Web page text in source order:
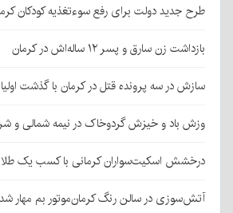
طرح جدید دولت برای رفع سوءتغذیه کودکان
بازداشت زن سارق و پسر ۱۲ ساله‌اش در کرمان
سازش در سه پرونده قتل در کرمان با گذشت
وزش باد و خیزش گردوخاک در نیمه شمالی و
درخشش اسکیت‌سواران کرمانی با کسب یک
آتش‌سوزی در سالن رنگ کرمان‌موتور بم مهار شد